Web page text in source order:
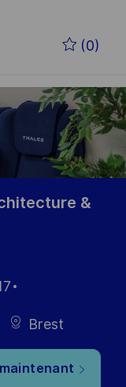
(0)
&
Brest